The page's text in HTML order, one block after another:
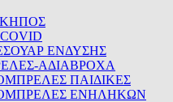
ΚΗΠΟΣ
ΕΝΔΥΣΗΣ
ΑΔΙΑΒΡΟΧΑ
ΠΑΙΔΙΚΕΣ
ΕΝΗΛΗΚΩΝ